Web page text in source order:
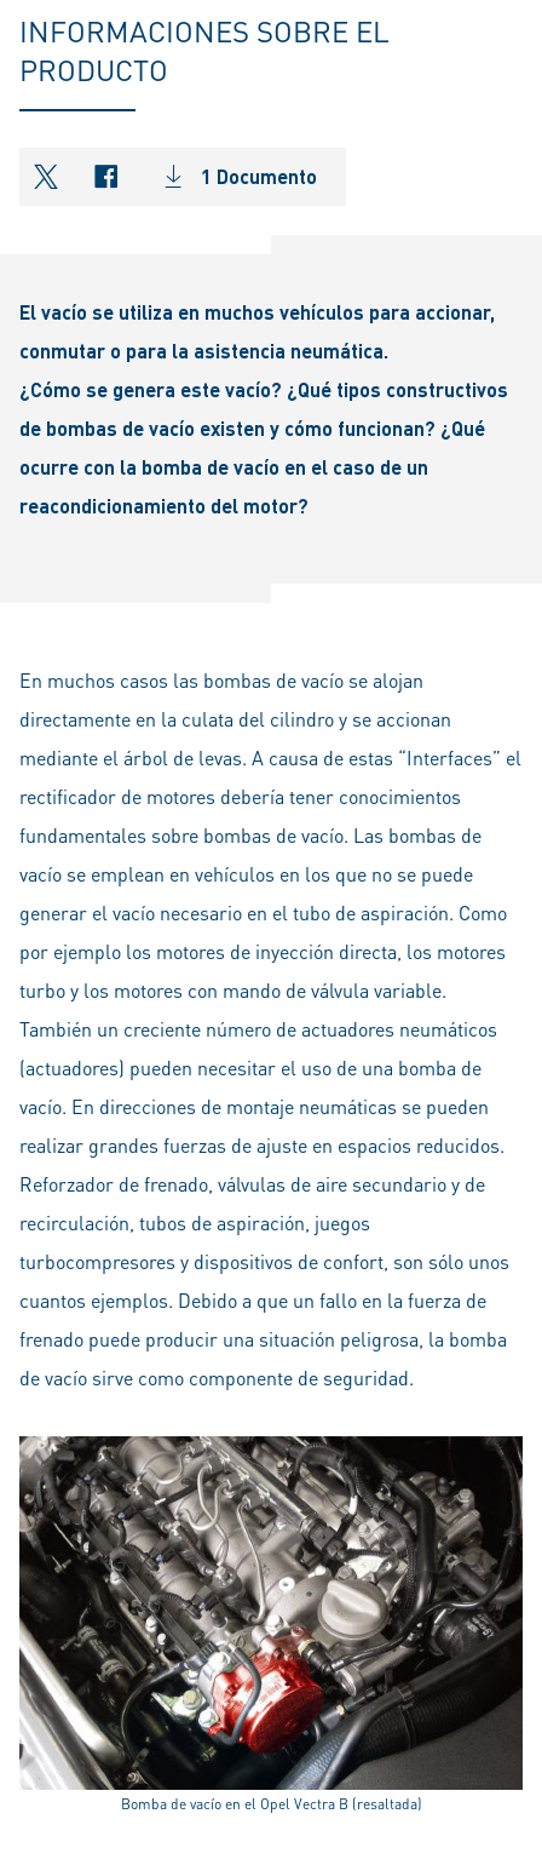
INFORMACIONES SOBRE EL
PRODUCTO
shareOntwitter
shareOnfacebook
1 Documento
El vacío se utiliza en muchos vehículos para accionar,
conmutar o para la asistencia neumática.
¿Cómo se genera este vacío? ¿Qué tipos constructivos
de bombas de vacío existen y cómo funcionan? ¿Qué
ocurre con la bomba de vacío en el caso de un
reacondicionamiento del motor?
En muchos casos las bombas de vacío se alojan
directamente en la culata del cilindro y se accionan
mediante el árbol de levas. A causa de estas “Interfaces” el
rectificador de motores debería tener conocimientos
fundamentales sobre bombas de vacío. Las bombas de
vacío se emplean en vehículos en los que no se puede
generar el vacío necesario en el tubo de aspiración. Como
por ejemplo los motores de inyección directa, los motores
turbo y los motores con mando de válvula variable.
También un creciente número de actuadores neumáticos
(actuadores) pueden necesitar el uso de una bomba de
vacío. En direcciones de montaje neumáticas se pueden
realizar grandes fuerzas de ajuste en espacios reducidos.
Reforzador de frenado, válvulas de aire secundario y de
recirculación, tubos de aspiración, juegos
turbocompresores y dispositivos de confort, son sólo unos
cuantos ejemplos. Debido a que un fallo en la fuerza de
frenado puede producir una situación peligrosa, la bomba
de vacío sirve como componente de seguridad.
Bomba de vacío en el Opel Vectra B (resaltada)